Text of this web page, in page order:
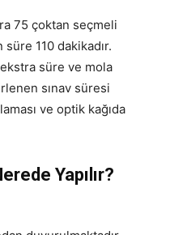
75 çoktan seçmeli
110 dakikadır.
süre ve mola
sınav süresi
ve optik kağıda
Yapılır?